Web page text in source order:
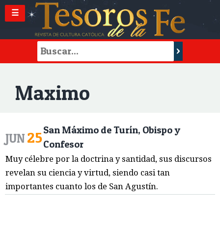
☰
Maximo
JUN25San Máximo de Turín, Obispo y
Confesor
Muy célebre por la doctrina y santidad, sus discursos
revelan su ciencia y virtud, siendo casi tan
importantes cuanto los de San Agustín.